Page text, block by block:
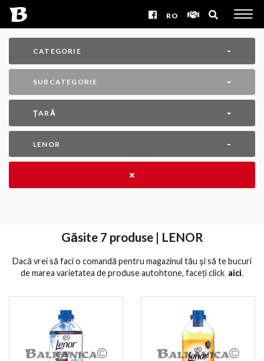
RO
CATEGORIE
SUBCATEGORIE
ȚARĂ
LENOR
Găsite 7 produse | LENOR
Dacă vrei să faci o comandă pentru magazinul tău și să te bucuri
de marea varietatea de produse autohtone, faceți click aici․